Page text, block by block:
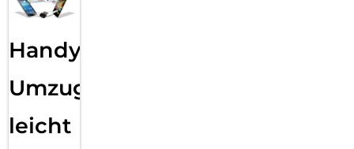
Handy
Umzug
leicht